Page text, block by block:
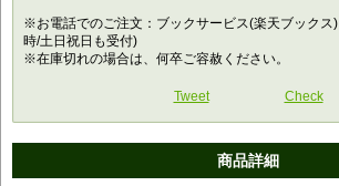
※お電話でのご注文：ブックサービス(楽天ブックス)
時/土日祝日も受付)
※在庫切れの場合は、何卒ご容赦ください。
Tweet Check
商品詳細